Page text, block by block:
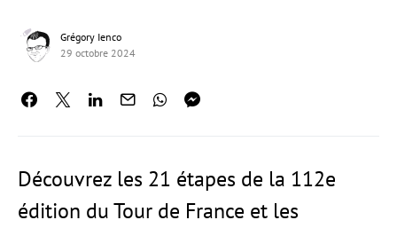
Grégory Ienco
29 octobre 2024
Découvrez les 21 étapes de la 112e
édition du Tour de France et les